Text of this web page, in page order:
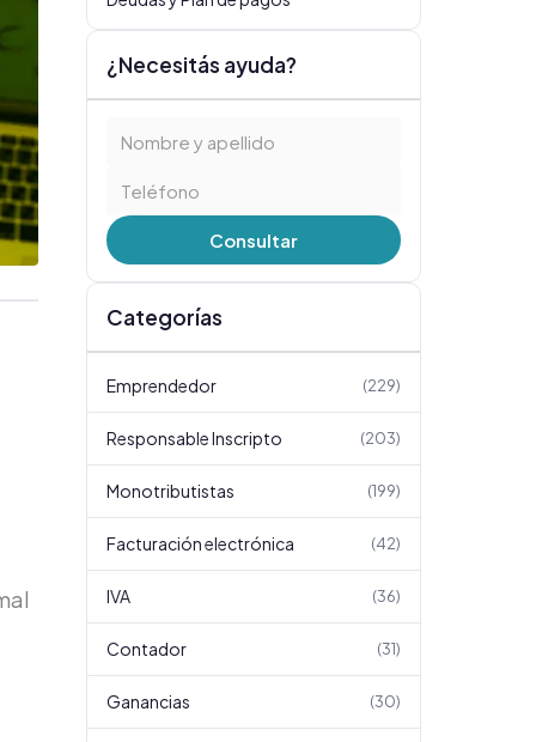
¿Necesitás ayuda?
Consultar
Categorías
Emprendedor (229)
Responsable Inscripto (203)
Monotributistas (199)
Facturación electrónica (42)
IVA (36)
Contador (31)
Ganancias (30)